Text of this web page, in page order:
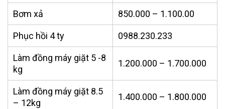
Bơm xả 850.000 – 1.100.00
Phục hồi 4 ty 0988.230.233
Làm đồng máy giặt 5 -8
kg
1.200.000 – 1.700.000
Làm đồng máy giặt 8.5
– 12kg
1.400.000 – 1.800.000